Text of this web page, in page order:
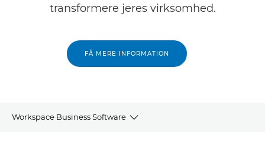
transformere jeres virksomhed.
FÅ MERE INFORMATION
Workspace Business Software